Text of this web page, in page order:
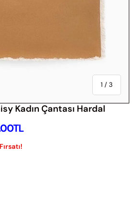
1 / Of
3
Kadın Çantası Hardal
Fiyatı